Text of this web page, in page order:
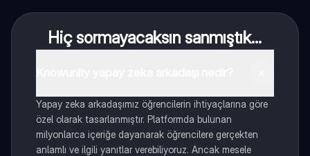
Hiç sormayacaksın sanmıştık...
Yapay zeka arkadaşımız öğrencilerin ihtiyaçlarına göre
özel olarak tasarlanmıştır. Platformda bulunan
milyonlarca içeriğe dayanarak öğrencilere gerçekten
anlamlı ve ilgili yanıtlar verebiliyoruz. Ancak mesele